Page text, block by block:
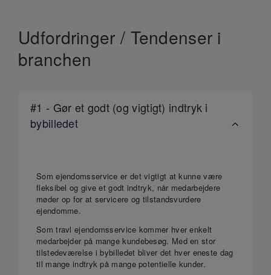
Udfordringer / Tendenser i
branchen
#1 - Gør et godt (og vigtigt) indtryk i
bybilledet
Som ejendomsservice er det vigtigt at kunne være
fleksibel og give et godt indtryk, når medarbejdere
møder op for at servicere og tilstandsvurdere
ejendomme.
Som travl ejendomsservice kommer hver enkelt
medarbejder på mange kundebesøg. Med en stor
tilstedeværelse i bybilledet bliver det hver eneste dag
til mange indtryk på mange potentielle kunder.